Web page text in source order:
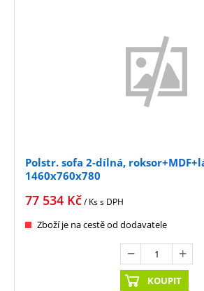
Polstr. sofa 2-dílná,
1460x760x780
77 534 Kč/ Kss DPH
Zboží je na cestě od dodavatele
KOUPIT